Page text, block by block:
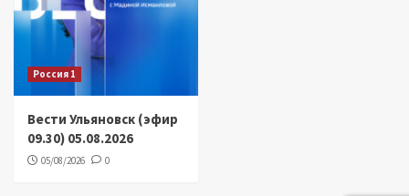
Россия 1
Вести Ульяновск (эфир
09.30) 05.08.2026
05/08/2026 0